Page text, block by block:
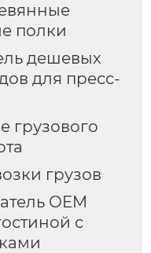
полки
дешевых
для пресс-
грузового
грузов
OEM
с